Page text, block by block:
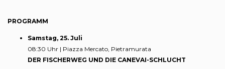
PROGRAMM
Samstag, 25. Juli
08:30 Uhr | Piazza Mercato, Pietramurata
DER FISCHERWEG UND DIE CANEVAI-SCHLUCHT